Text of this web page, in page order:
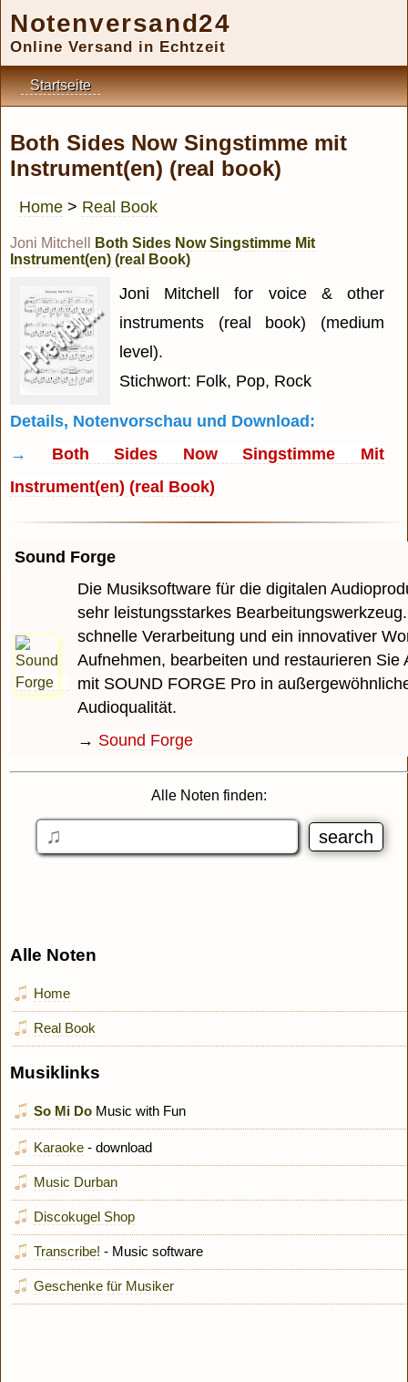
Notenversand24
Online Versand in Echtzeit
Startseite
Both Sides Now Singstimme mit
Instrument(en) (real book)
Home > Real Book
Joni Mitchell
Both Sides Now Singstimme Mit
Instrument(en) (real Book)
Joni Mitchell for voice & other
instruments (real book) (medium
level).
Stichwort: Folk, Pop, Rock
Details, Notenvorschau und Download:
→ Both Sides Now Singstimme Mit
Instrument(en) (real Book)
Sound Forge
Die Musiksoftware für die digitalen
sehr leistungsstarkes
schnelle Verarbeitung und ein innovativer
Aufnehmen, bearbeiten und restaurieren Sie
mit SOUND FORGE Pro in
Audioqualität.
→ Sound Forge
Alle Noten finden:
Alle Noten
Home
Real Book
Musiklinks
So Mi Do Music with Fun
Karaoke - download
Music Durban
Discokugel Shop
Transcribe! - Music software
Geschenke für Musiker